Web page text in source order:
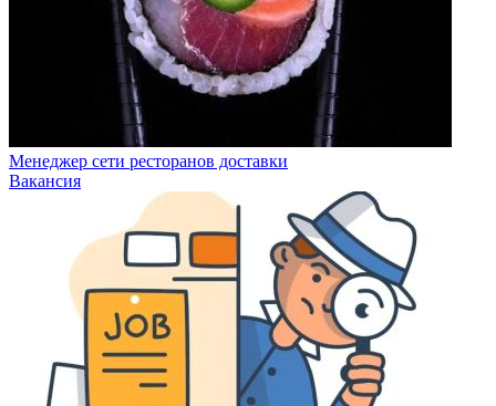
Менеджер сети ресторанов доставки
Вакансия